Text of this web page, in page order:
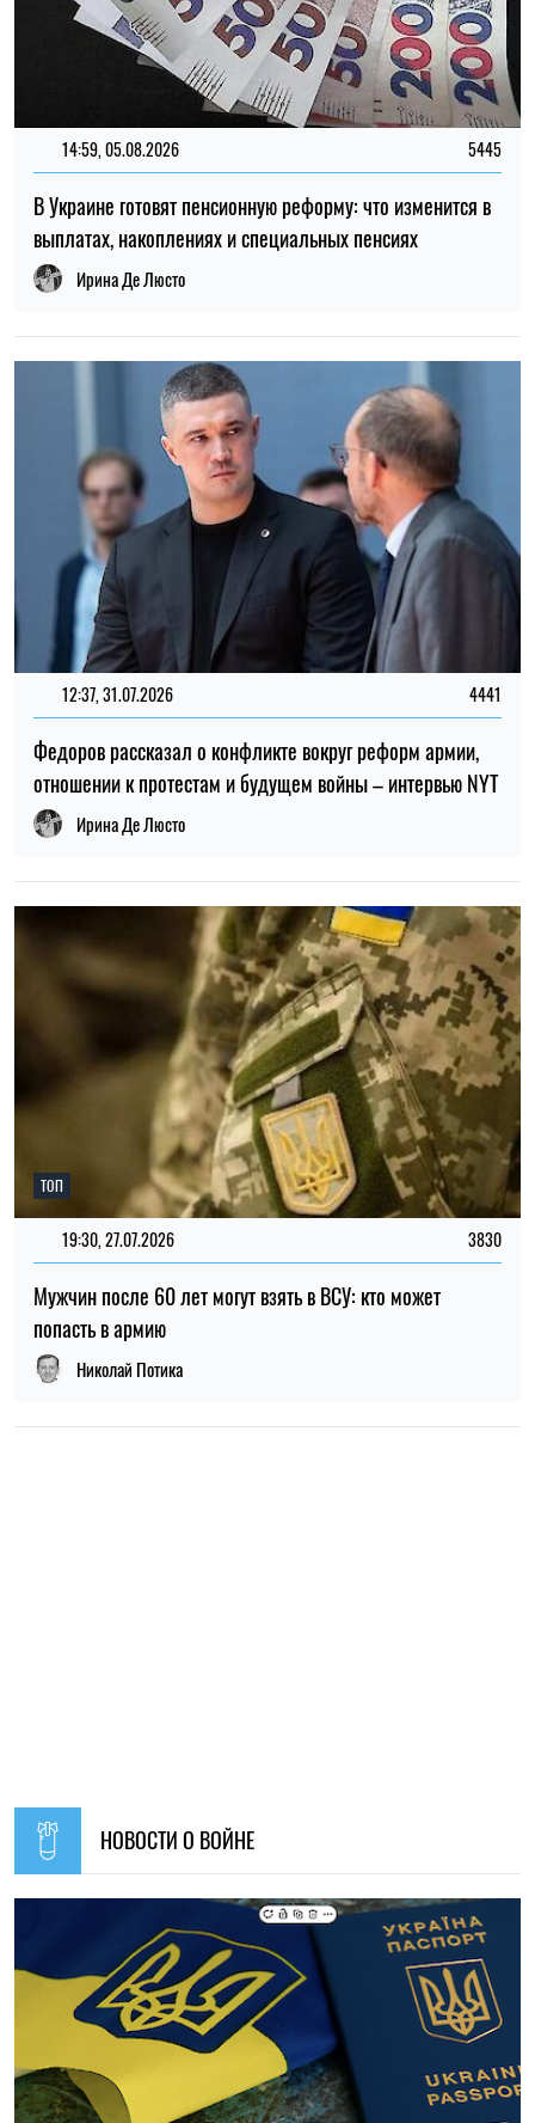
14:59, 05.08.2026 5445
В Украине готовят пенсионную реформу: что изменится в
выплатах, накоплениях и специальных пенсиях
Ирина Де Люсто
12:37, 31.07.2026 4441
Федоров рассказал о конфликте вокруг реформ армии,
отношении к протестам и будущем войны – интервью NYT
Ирина Де Люсто
ТОП
19:30, 27.07.2026 3830
Мужчин после 60 лет могут взять в ВСУ: кто может
попасть в армию
Николай Потика
НОВОСТИ О ВОЙНЕ